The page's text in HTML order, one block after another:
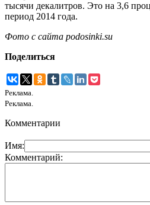
тысячи декалитров. Это на 3,6
период 2014 года.
Фото с сайта podosinki.su
Поделиться
Реклама.
Реклама.
Комментарии
Имя:
Комментарий: